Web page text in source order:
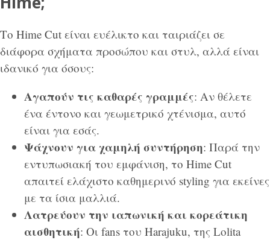
Το Hime Cut είναι ευέλικτο και ταιριάζει σε
διάφορα σχήματα προσώπου και στυλ, αλλά είναι
ιδανικό για όσους:
Αγαπούν τις καθαρές γραμμές: Αν θέλετε
ένα έντονο και γεωμετρικό χτένισμα, αυτό
είναι για εσάς.
Ψάχνουν για χαμηλή συντήρηση: Παρά την
εντυπωσιακή του εμφάνιση, το Hime Cut
απαιτεί ελάχιστο καθημερινό styling για εκείνες
με τα ίσια μαλλιά.
Λατρεύουν την ιαπωνική και κορεάτικη
αισθητική: Οι fans του Harajuku, της Lolita